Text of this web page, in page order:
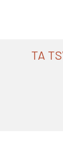
TA